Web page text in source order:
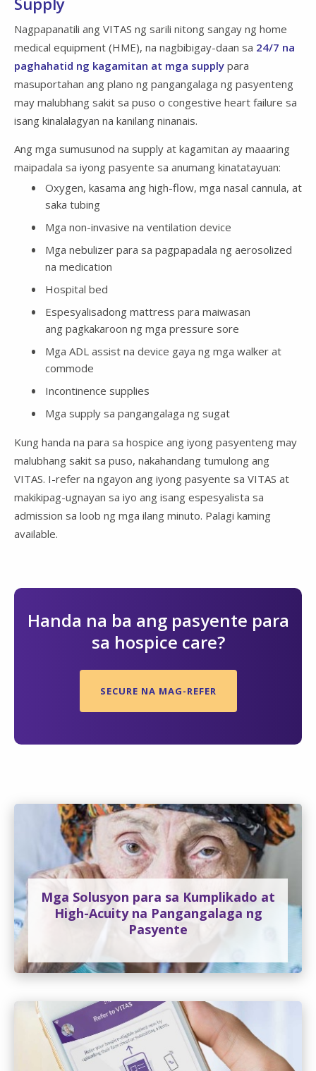
Nagpapanatili ang VITAS ng sarili nitong sangay ng home
medical equipment (HME), na nagbibigay-daan sa 24/7 na
paghahatid ng kagamitan at mga supply para
masuportahan ang plano ng pangangalaga ng pasyenteng
may malubhang sakit sa puso o congestive heart failure sa
isang kinalalagyan na kanilang ninanais.
Ang mga sumusunod na supply at kagamitan ay maaaring
maipadala sa iyong pasyente sa anumang kinatatayuan:
Oxygen, kasama ang high-flow, mga nasal cannula, at
saka tubing
Mga non-invasive na ventilation device
Mga nebulizer para sa pagpapadala ng aerosolized
na medication
Hospital bed
Espesyalisadong mattress para maiwasan
ang pagkakaroon ng mga pressure sore
Mga ADL assist na device gaya ng mga walker at
commode
Incontinence supplies
Mga supply sa pangangalaga ng sugat
Kung handa na para sa hospice ang iyong pasyenteng may
malubhang sakit sa puso, nakahandang tumulong ang
VITAS. I-refer na ngayon ang iyong pasyente sa VITAS at
makikipag-ugnayan sa iyo ang isang espesyalista sa
admission sa loob ng mga ilang minuto. Palagi kaming
available.
Handa na ba ang pasyente para
sa hospice care?
SECURE NA MAG-REFER
Mga Solusyon para sa Kumplikado at
High-Acuity na Pangangalaga ng
Pasyente